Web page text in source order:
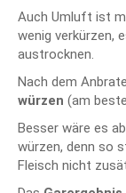
Auch Umluft ist
wenig verkürzen,
austrocknen.
Nach dem
würzen (am
Besser wäre es
würzen, denn so
Fleisch nicht